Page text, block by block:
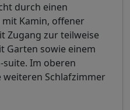
durch einen
Kamin, offener
Zugang zur teilweise
Garten sowie einem
suite. Im oberen
weiteren Schlafzimmer